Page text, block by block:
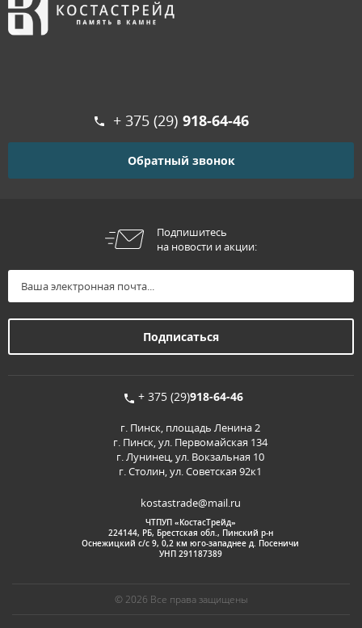
+ 375 (29) 918-64-46
Обратный звонок
Подпишитесь
на новости и акции:
+ 375 (29)918-64-46
г. Пинск, площадь Ленина 2
г. Пинск, ул. Первомайская 134
г. Лунинец, ул. Вокзальная 10
г. Столин, ул. Советская 92к1
kostastrade@mail.ru
ЧТПУП «КостасТрейд»
224144, РБ, Брестская обл., Пинский р-н
Оснежицкий с/с 9, 0,2 км юго-западнее д. Посеничи
УНП 291187389
© 2026 Все права защищены